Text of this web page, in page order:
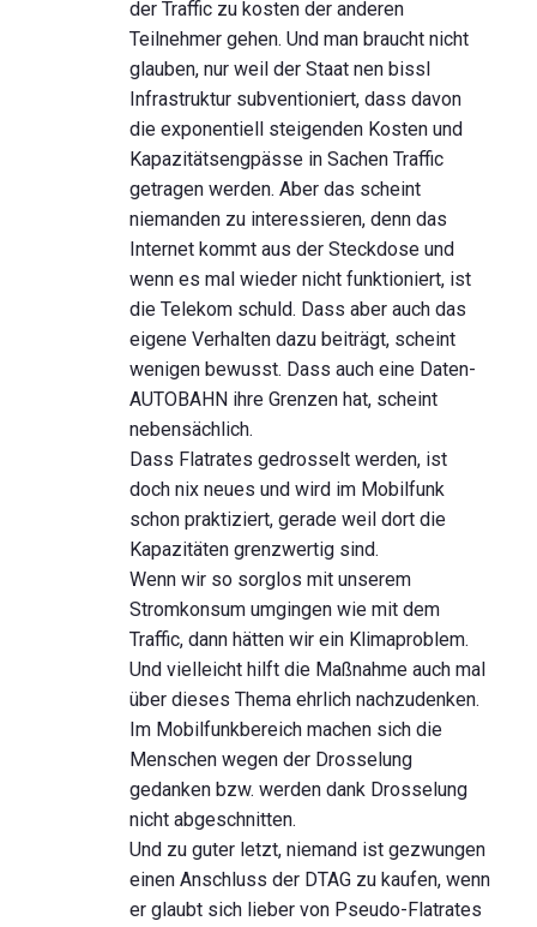
der Traffic zu kosten der anderen
Teilnehmer gehen. Und man braucht nicht
glauben, nur weil der Staat nen bissl
Infrastruktur subventioniert, dass davon
die exponentiell steigenden Kosten und
Kapazitätsengpässe in Sachen Traffic
getragen werden. Aber das scheint
niemanden zu interessieren, denn das
Internet kommt aus der Steckdose und
wenn es mal wieder nicht funktioniert, ist
die Telekom schuld. Dass aber auch das
eigene Verhalten dazu beiträgt, scheint
wenigen bewusst. Dass auch eine Daten-
AUTOBAHN ihre Grenzen hat, scheint
nebensächlich.
Dass Flatrates gedrosselt werden, ist
doch nix neues und wird im Mobilfunk
schon praktiziert, gerade weil dort die
Kapazitäten grenzwertig sind.
Wenn wir so sorglos mit unserem
Stromkonsum umgingen wie mit dem
Traffic, dann hätten wir ein Klimaproblem.
Und vielleicht hilft die Maßnahme auch mal
über dieses Thema ehrlich nachzudenken.
Im Mobilfunkbereich machen sich die
Menschen wegen der Drosselung
gedanken bzw. werden dank Drosselung
nicht abgeschnitten.
Und zu guter letzt, niemand ist gezwungen
einen Anschluss der DTAG zu kaufen, wenn
er glaubt sich lieber von Pseudo-Flatrates